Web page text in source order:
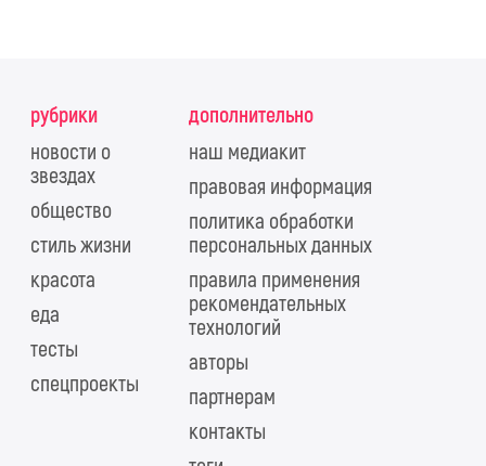
рубрики
новости о
звездах
общество
стиль жизни
красота
еда
тесты
спецпроекты
дополнительно
наш медиакит
правовая информация
политика обработки
персональных данных
правила применения
рекомендательных
технологий
авторы
партнерам
контакты